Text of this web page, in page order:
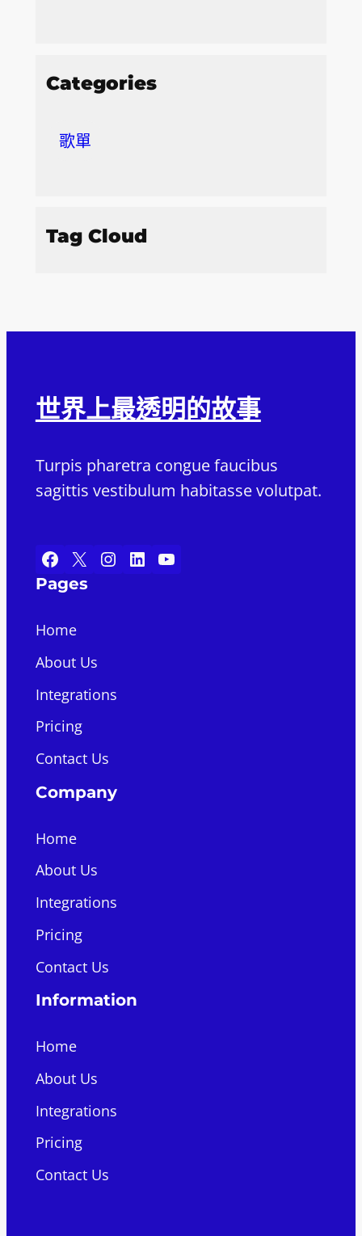
Categories
歌單
Tag Cloud
世界上最透明的故事
Turpis pharetra congue faucibus
sagittis vestibulum habitasse volutpat.
Facebook X Instagram LinkedIn YouTube
Pages
Home
About Us
Integrations
Pricing
Contact Us
Company
Home
About Us
Integrations
Pricing
Contact Us
Information
Home
About Us
Integrations
Pricing
Contact Us